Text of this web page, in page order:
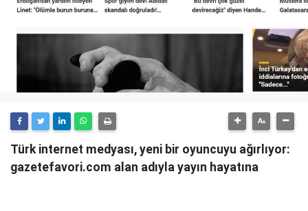
Türk internet medyası, yeni bir oyuncuyu ağırlıyor:
gazetefavori.com alan adıyla yayın hayatına